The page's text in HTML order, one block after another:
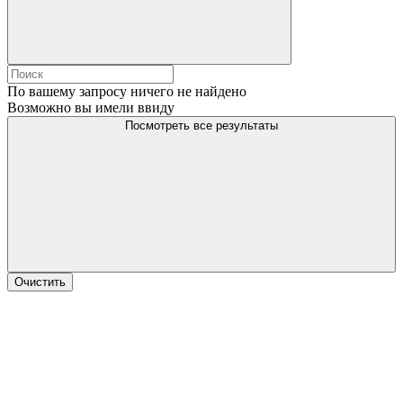
По вашему запросу ничего не найдено
Возможно вы имели ввиду
Посмотреть все результаты
Очистить